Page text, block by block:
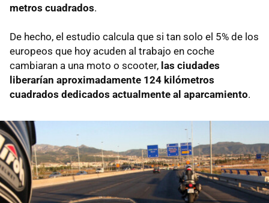
metros cuadrados.
De hecho, el estudio calcula que si tan solo el 5% de los
europeos que hoy acuden al trabajo en coche
cambiaran a una moto o scooter, las ciudades
liberarían aproximadamente 124 kilómetros
cuadrados dedicados actualmente al aparcamiento.